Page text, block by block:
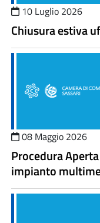
10 Luglio 2026
Chiusura estiva
08 Maggio 2026
Procedura
impianto